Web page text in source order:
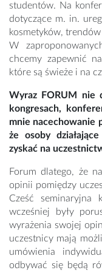
studentów. Na
dotyczące m. in.
kosmetyków,
W
chcemy zapewnić
które są świeże i na
Wyraz FORUM nie
kongresach,
mnie nacechowanie
że osoby
zyskać na
Forum dlatego, że
opinii pomiędzy
Cześć seminaryjna
wcześniej były
wyrażenia swojej
uczestnicy mają
umówienia
odbywać się będą